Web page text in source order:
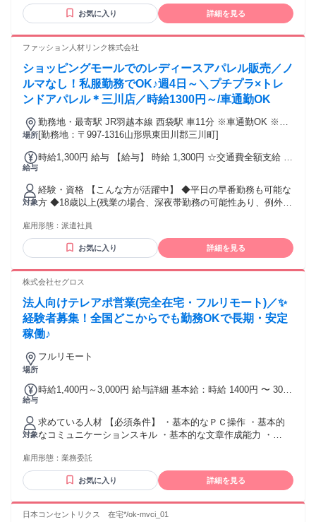
───────────── *営業経験1年以上 * HubSpotなどのCRM
使用経験がある方 ⭐ 求める人物像 ────────────── * 明
相手のニーズを汲み取るのが得意な方
お気に入り 詳細を見る
ファッション人材リンク株式会社
ショッピングモールでのレディースアパレル販売／ノ
ルマなし！私服勤務でOK♪週4日～＼プチプラ×トレ
ンドアパレル＊三川店／時給1300円～/車通勤OK
場所
勤務地・最寄駅 JR羽越本線 西袋駅 車11分 ※車通勤OK ※バ
イク通勤OK
[勤務地：〒997-1316山形県東田川郡三川町]
給与
時給1,300円 給与 【給与】 時給 1,300円 ☆交通費全額支給 ☆
し！≫ 【日・週払いOK】 急な出費も安心♪ 月に最大5回のお
給料日！ 毎週火曜日・金曜日に申請OK★ 【交通費】 ※車通
勤OK
対象
経験・資格 【こんな方が活躍中】 ◆平日の早番勤務も可能な
方 ◆18歳以上(残業の場合、深夜帯勤務の可能性あり、例外事
◆フリーターの方 ◆学歴不問 ◆副業・Wワークの方 ◆ブラン
クがある方 ◆何かしらの販売経験がある方
雇用形態： 派遣社員
お気に入り 詳細を見る
株式会社セグロス
法人向けテレアポ営業(完全在宅・フルリモート)／✨
経験者募集！全国どこからでも勤務OKで長期・安定
稼働♪
場所
フルリモート
給与
時給1,400円～3,000円 給与詳細 基本給：時給 1400円 〜 3000
対象
求めている人材 【必須条件】 ・基本的なＰＣ操作 ・基本的
なコミュニケーションスキル ・基本的な文章作成能力 ・
【歓迎条件】 ・スプレッドシート操作経験 ・チャットツール
Slack操作経験 ・コールシステム操作経験（弊社はcomdesk
leadを使用しております） ・法人営業経験（１年以上） ・無
迎 ・ブランク歓迎 ・学歴不問 ・20代・30代の若手活躍中 ・
雇用形態： 業務委託
お気に入り 詳細を見る
日本コンセントリクス 在宅*/ok-mvci_01